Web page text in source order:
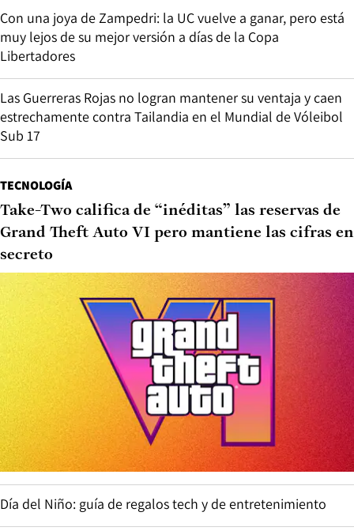
Con una joya de Zampedri: la UC vuelve a ganar, pero está
muy lejos de su mejor versión a días de la Copa
Libertadores
Las Guerreras Rojas no logran mantener su ventaja y caen
estrechamente contra Tailandia en el Mundial de Vóleibol
Sub 17
TECNOLOGÍA
Take-Two califica de “inéditas” las reservas de
Grand Theft Auto VI pero mantiene las cifras en
secreto
Día del Niño: guía de regalos tech y de entretenimiento